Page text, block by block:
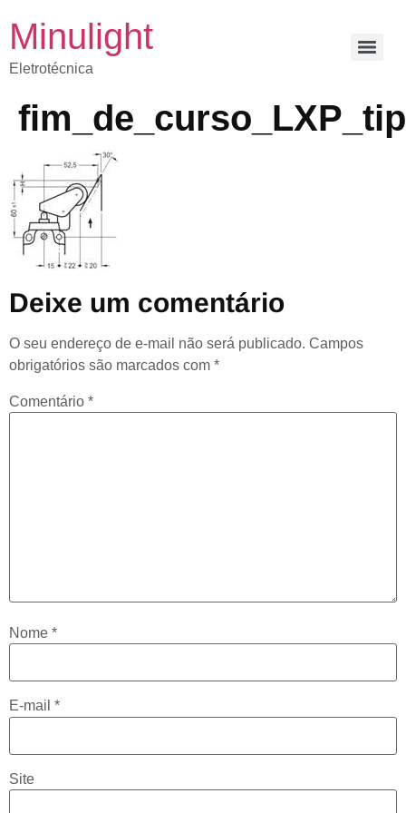
Minulight
Eletrotécnica
Deixe um comentário
O seu endereço de e-mail não será publicado. Campos
obrigatórios são marcados com *
Comentário *
Nome *
E-mail *
Site